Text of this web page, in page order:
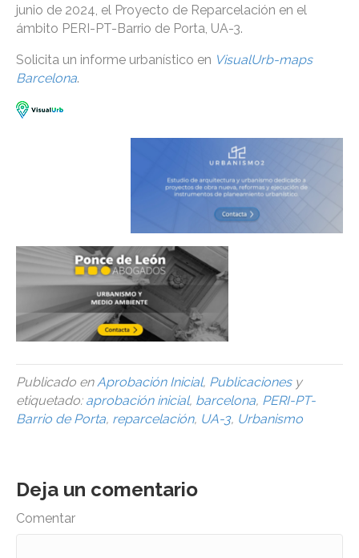
junio de 2024, el Proyecto de Reparcelación en el
ámbito PERI-PT-Barrio de Porta, UA-3.
Solicita un informe urbanístico en VisualUrb-maps
Barcelona.
Publicado en Aprobación Inicial, Publicacionesy
etiquetado: aprobación inicial, barcelona, PERI-PT-
Barrio de Porta, reparcelación, UA-3, Urbanismo
Deja un comentario
Comentar